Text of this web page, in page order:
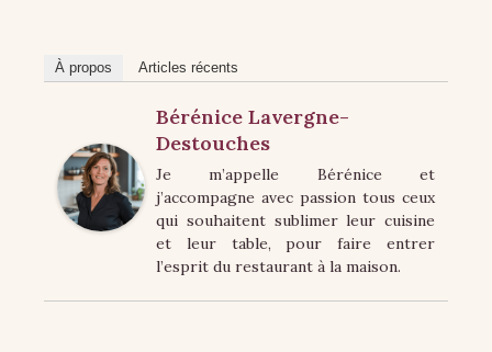
À propos Articles récents
Bérénice Lavergne-
Destouches
Je m’appelle Bérénice et
j’accompagne avec passion tous ceux
qui souhaitent sublimer leur cuisine
et leur table, pour faire entrer
l’esprit du restaurant à la maison.